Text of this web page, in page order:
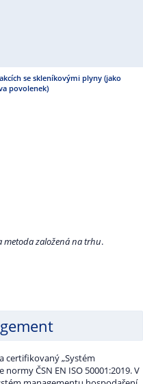
metoda založená na trhu.
certifikovaný „Systém
ČSN EN ISO 50001:2019. V